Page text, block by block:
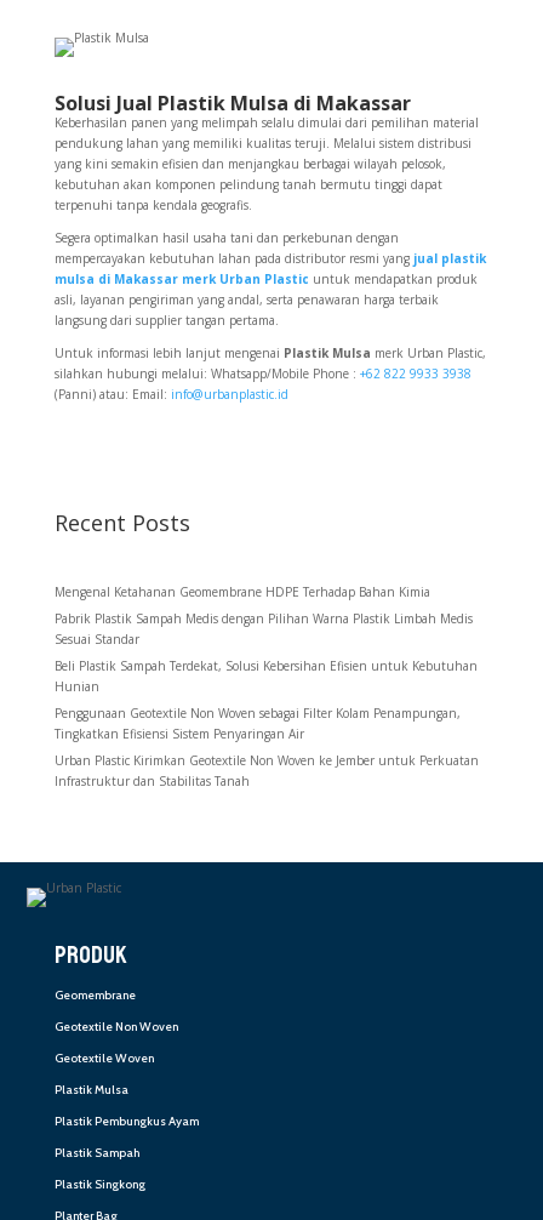
Solusi Jual Plastik Mulsa di Makassar
Keberhasilan panen yang melimpah selalu dimulai dari pemilihan material
pendukung lahan yang memiliki kualitas teruji. Melalui sistem distribusi
yang kini semakin efisien dan menjangkau berbagai wilayah pelosok,
kebutuhan akan komponen pelindung tanah bermutu tinggi dapat
terpenuhi tanpa kendala geografis.
Segera optimalkan hasil usaha tani dan perkebunan dengan
mempercayakan kebutuhan lahan pada distributor resmi yang jual plastik
mulsa di Makassar merk Urban Plastic untuk mendapatkan produk
asli, layanan pengiriman yang andal, serta penawaran harga terbaik
langsung dari supplier tangan pertama.
Untuk informasi lebih lanjut mengenai Plastik Mulsa merk Urban Plastic,
silahkan hubungi melalui: Whatsapp/Mobile Phone : +62 822 9933 3938
(Panni) atau: Email: info@urbanplastic.id
Recent Posts
Mengenal Ketahanan Geomembrane HDPE Terhadap Bahan Kimia
Pabrik Plastik Sampah Medis dengan Pilihan Warna Plastik Limbah Medis
Sesuai Standar
Beli Plastik Sampah Terdekat, Solusi Kebersihan Efisien untuk Kebutuhan
Hunian
Penggunaan Geotextile Non Woven sebagai Filter Kolam Penampungan,
Tingkatkan Efisiensi Sistem Penyaringan Air
Urban Plastic Kirimkan Geotextile Non Woven ke Jember untuk Perkuatan
Infrastruktur dan Stabilitas Tanah
PRODUK
Geomembrane
Geotextile Non Woven
Geotextile Woven
Plastik Mulsa
Plastik Pembungkus Ayam
Plastik Sampah
Plastik Singkong
Planter Bag